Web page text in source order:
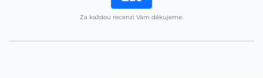
Za každou recenzi Vám děkujeme.